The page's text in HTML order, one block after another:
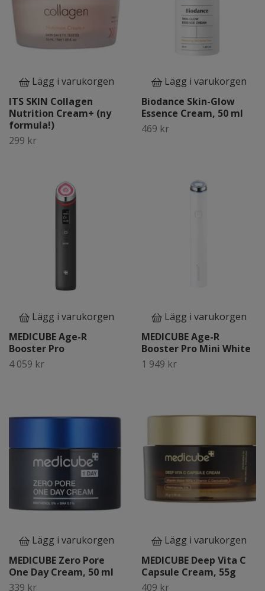
Lägg i varukorgen
ITS SKIN Collagen
Nutrition Cream+ (ny
formula!)
299 kr
Lägg i varukorgen
Biodance Skin-Glow
Essence Cream, 50 ml
469 kr
Lägg i varukorgen
MEDICUBE Age-R
Booster Pro
4 059 kr
Lägg i varukorgen
MEDICUBE Age-R
Booster Pro Mini White
1 949 kr
Lägg i varukorgen
MEDICUBE Zero Pore
One Day Cream, 50 ml
339 kr
Lägg i varukorgen
MEDICUBE Deep Vita C
Capsule Cream, 55g
409 kr